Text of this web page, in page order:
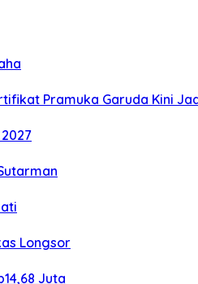
Pramuka Garuda Kini
Longsor
Juta